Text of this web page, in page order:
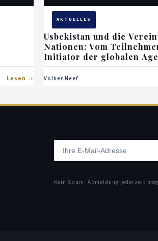
Lesen
AKTUELLES
Usbekistan und die
Nationen: Vom
Initiator der globalen
Volker Neef
Kein Spam. Abmeldung jederzeit